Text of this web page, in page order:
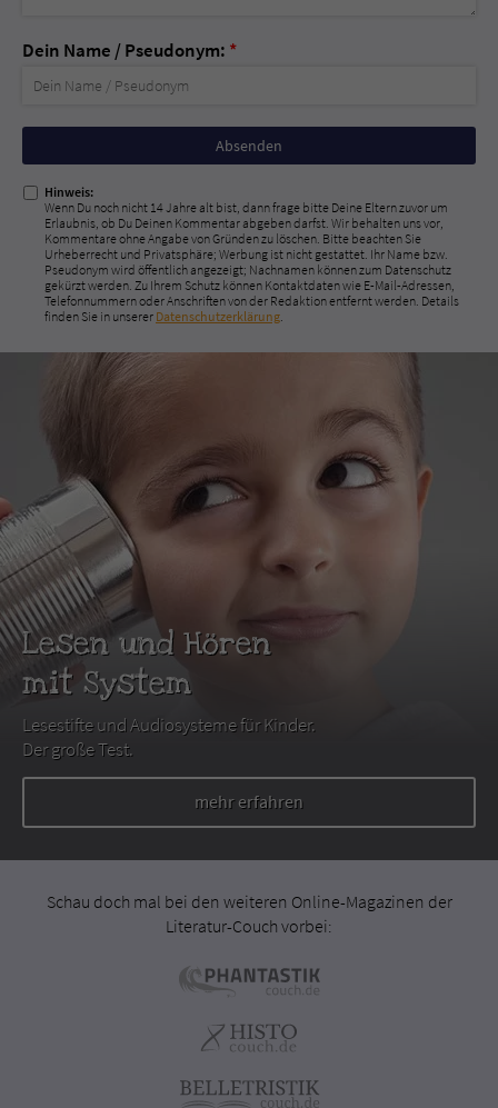
Dein Name / Pseudonym: *
Nicht
ausfüllen!
Hinweis:
Wenn Du noch nicht 14 Jahre alt bist, dann frage bitte Deine Eltern zuvor um
Erlaubnis, ob Du Deinen Kommentar abgeben darfst. Wir behalten uns vor,
Kommentare ohne Angabe von Gründen zu löschen. Bitte beachten Sie
Urheberrecht und Privatsphäre; Werbung ist nicht gestattet. Ihr Name bzw.
Pseudonym wird öffentlich angezeigt; Nachnamen können zum Datenschutz
gekürzt werden. Zu Ihrem Schutz können Kontaktdaten wie E-Mail-Adressen,
Telefonnummern oder Anschriften von der Redaktion entfernt werden. Details
finden Sie in unserer Datenschutzerklärung.
Lesen und Hören
mit System
Lesestifte und Audiosysteme für Kinder.
Der große Test.
mehr erfahren
Schau doch mal bei den weiteren Online-Magazinen der
Literatur-Couch vorbei: